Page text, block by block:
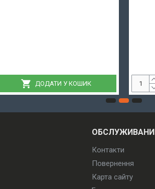
ДОДАТИ У КОШИК
Контакти
Повернення
Карта сайту